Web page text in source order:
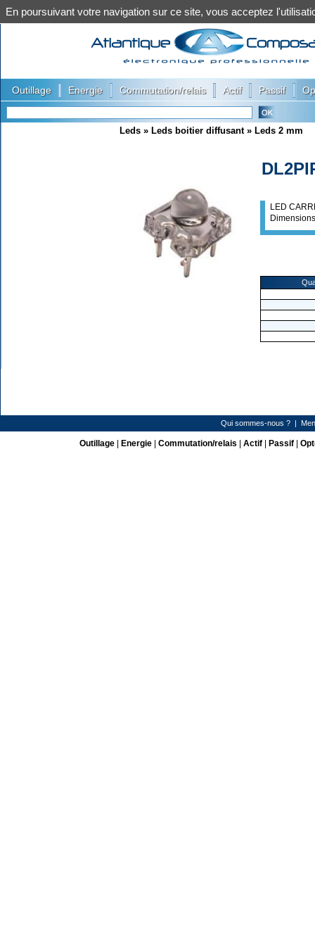
Outillage Energie Commutation/relais Actif Passif
Leds » Leds boitier diffusant» Leds 2 mm
LED
Qui sommes-nous ? |
Outillage| Energie| Commutation/relais Actif| Passif|
En poursuivant votre navigation sur ce site, vous acceptez